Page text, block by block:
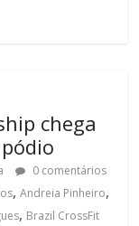
chega
0 comentários
,Andreia Pinheiro,
, Brazil CrossFit